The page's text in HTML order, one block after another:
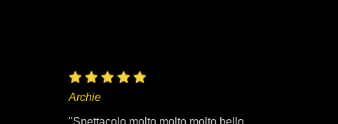
Archie
"Spettacolo molto molto molto bello.